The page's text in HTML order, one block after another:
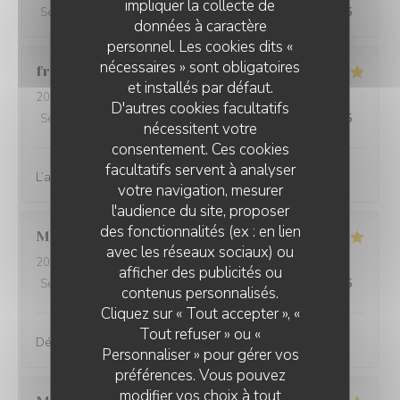
impliquer la collecte de
données à caractère
personnel. Les cookies dits «
nécessaires » sont obligatoires
et installés par défaut.
D'autres cookies facultatifs
nécessitent votre
consentement. Ces cookies
facultatifs servent à analyser
votre navigation, mesurer
l'audience du site, proposer
des fonctionnalités (ex : en lien
avec les réseaux sociaux) ou
afficher des publicités ou
contenus personnalisés.
Cliquez sur « Tout accepter », «
Tout refuser » ou «
Personnaliser » pour gérer vos
préférences. Vous pouvez
modifier vos choix à tout
Service
Ambiance:5/5 Cuisine: 4/5 Qualité / Prix /5
franck
2026-08-03
- 19:00 - Couverts 2
Service
Ambiance: 5/5 Cuisine : 5/5 Qualité / Prix /5
L’agneau confit était excellent et très copieux
Michèle D
2026-07-31
- 20:00 - Couverts 3
Service
Ambiance Cuisine /5 Qualité / Prix /5
Découverte de cette formule très innovante et réussie